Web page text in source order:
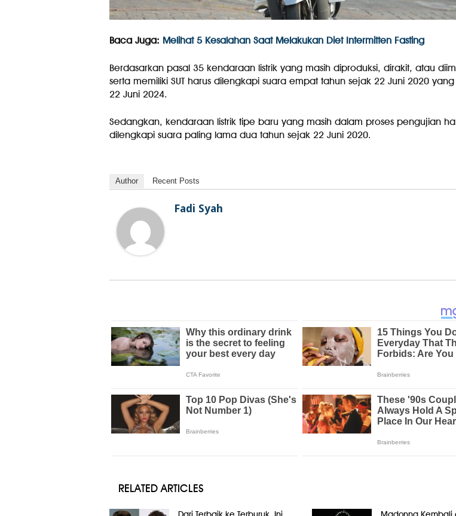
Baca Juga: Melihat 5 Kesalahan Saat Melakukan Diet Intermitten Fasting
Berdasarkan pasal 35 kendaraan listrik yang masih diproduksi, dirakit, atau
serta memiliki SUT harus dilengkapi suara empat tahun sejak 22 Juni 2020
22 Juni 2024.
Sedangkan, kendaraan listrik tipe baru yang masih dalam proses pengujian
dilengkapi suara paling lama dua tahun sejak 22 Juni 2020.
Author Recent Posts
Fadi Syah
RELATED ARTICLES